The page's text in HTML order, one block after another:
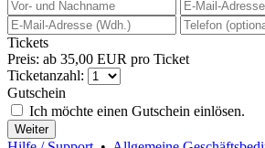
Tickets
Preis: ab 35,00 EUR pro Ticket
Ticketanzahl:
Gutschein
Ich möchte einen Gutschein einlösen.